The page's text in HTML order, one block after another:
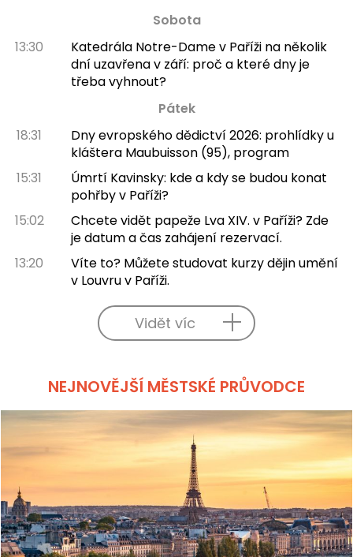
Sobota
13:30
Katedrála Notre-Dame v Paříži na několik
dní uzavřena v září: proč a které dny je
třeba vyhnout?
Pátek
18:31
Dny evropského dědictví 2026: prohlídky u
kláštera Maubuisson (95), program
15:31
Úmrtí Kavinsky: kde a kdy se budou konat
pohřby v Paříži?
15:02
Chcete vidět papeže Lva XIV. v Paříži? Zde
je datum a čas zahájení rezervací.
13:20
Víte to? Můžete studovat kurzy dějin umění
v Louvru v Paříži.
Vidět víc
NEJNOVĚJŠÍ MĚSTSKÉ PRŮVODCE